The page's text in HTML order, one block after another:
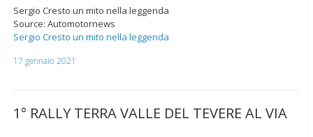
Sergio Cresto un mito nella leggenda
Source: Automotornews
Sergio Cresto un mito nella leggenda
17 gennaio 2021
1° RALLY TERRA VALLE DEL TEVERE AL VIA